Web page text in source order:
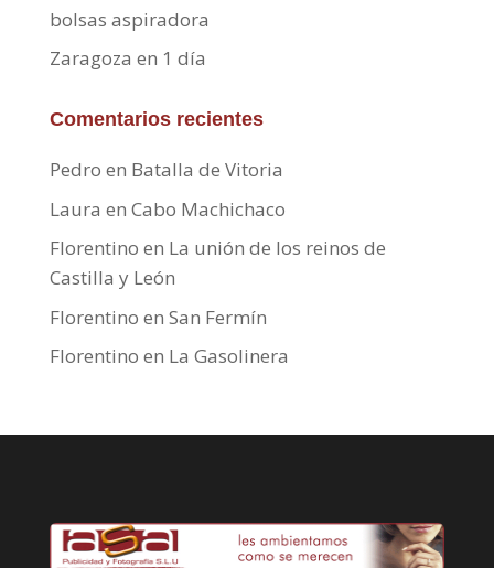
bolsas aspiradora
Zaragoza en 1 día
Comentarios recientes
Pedro en Batalla de Vitoria
Laura en Cabo Machichaco
Florentino en La unión de los reinos de
Castilla y León
Florentino en San Fermín
Florentino en La Gasolinera